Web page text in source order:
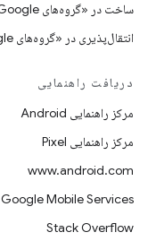
ساخت در «گروه‌های Google»
انتقال‌پذیری در «گروه‌های Google»
دریافت راهنمایی
مرکز راهنمایی Android
مرکز راهنمایی Pixel
www.android.com
Google Mobile Services
Stack Overflow